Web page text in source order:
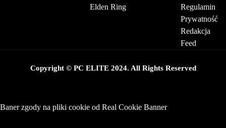
Elden Ring
Regulamin
Prywatność
Redakcja
Feed
Copyright © PC ELITE 2024. All Rights Reserved
Baner zgody na pliki cookie od Real Cookie Banner